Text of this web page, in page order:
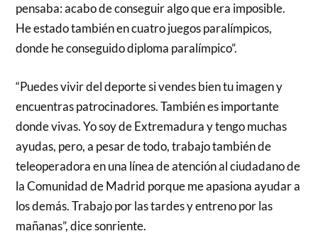
pensaba: acabo de conseguir algo que era imposible.
He estado también en cuatro juegos paralímpicos,
donde he conseguido diploma paralímpico”.
“Puedes vivir del deporte si vendes bien tu imagen y
encuentras patrocinadores. También es importante
donde vivas. Yo soy de Extremadura y tengo muchas
ayudas, pero, a pesar de todo, trabajo también de
teleoperadora en una línea de atención al ciudadano de
la Comunidad de Madrid porque me apasiona ayudar a
los demás. Trabajo por las tardes y entreno por las
mañanas”, dice sonriente.